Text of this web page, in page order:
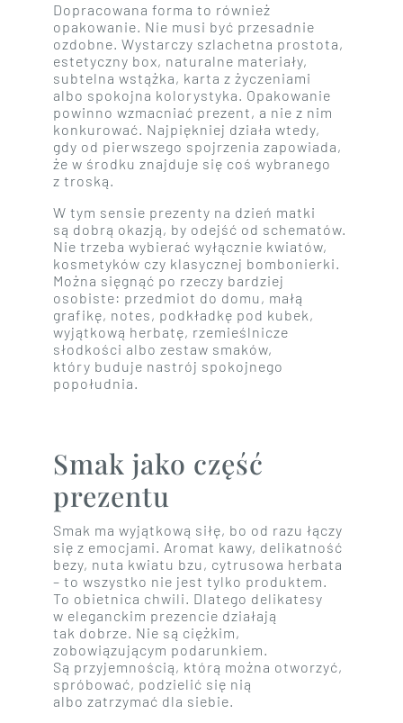
Dopracowana forma to również
opakowanie. Nie musi być przesadnie
ozdobne. Wystarczy szlachetna prostota,
estetyczny box, naturalne materiały,
subtelna wstążka, karta z życzeniami
albo spokojna kolorystyka. Opakowanie
powinno wzmacniać prezent, a nie z nim
konkurować. Najpiękniej działa wtedy,
gdy od pierwszego spojrzenia zapowiada,
że w środku znajduje się coś wybranego
z troską.
W tym sensie prezenty na dzień matki
są dobrą okazją, by odejść od schematów.
Nie trzeba wybierać wyłącznie kwiatów,
kosmetyków czy klasycznej bombonierki.
Można sięgnąć po rzeczy bardziej
osobiste: przedmiot do domu, małą
grafikę, notes, podkładkę pod kubek,
wyjątkową herbatę, rzemieślnicze
słodkości albo zestaw smaków,
który buduje nastrój spokojnego
popołudnia.
Smak jako część
prezentu
Smak ma wyjątkową siłę, bo od razu łączy
się z emocjami. Aromat kawy, delikatność
bezy, nuta kwiatu bzu, cytrusowa herbata
– to wszystko nie jest tylko produktem.
To obietnica chwili. Dlatego delikatesy
w eleganckim prezencie działają
tak dobrze. Nie są ciężkim,
zobowiązującym podarunkiem.
Są przyjemnością, którą można otworzyć,
spróbować, podzielić się nią
albo zatrzymać dla siebie.